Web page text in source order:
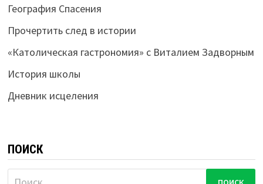
География Спасения
Прочертить след в истории
«Католическая гастрономия» с Виталием Задворным
История школы
Дневник исцеления
ПОИСК
Найти: